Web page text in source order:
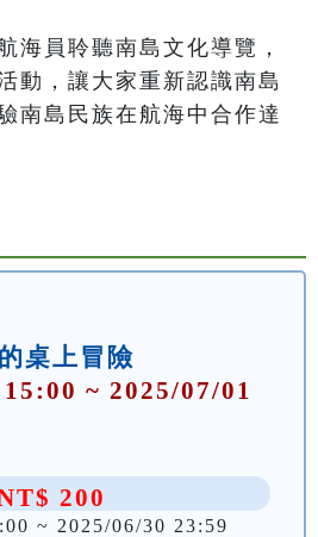
海員聆聽南島文化導覽，
動，讓大家重新認識南島
南島民族在航海中合作達
桌上冒險
~ 2025/07/01
200
~ 2025/06/30 23:59